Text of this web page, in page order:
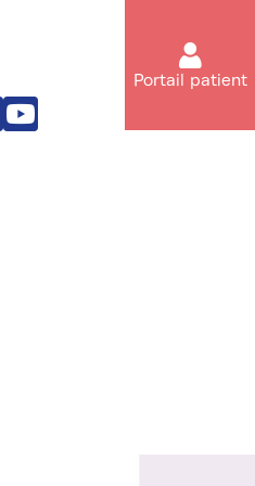
Instagram
Youtube
Portail patient